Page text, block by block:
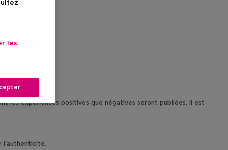
les expériences positives que négatives seront publiées. Il est
l'authenticité.
les